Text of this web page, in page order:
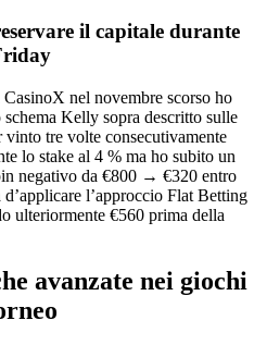
il capitale durante
nel novembre scorso ho
Kelly sopra descritto sulle
vinto tre volte consecutivamente
lo stake al 4 % ma ho subito un
negativo da €800 → €320 entro
l’approccio Flat Betting
ulteriormente €560 prima della
avanzate nei giochi